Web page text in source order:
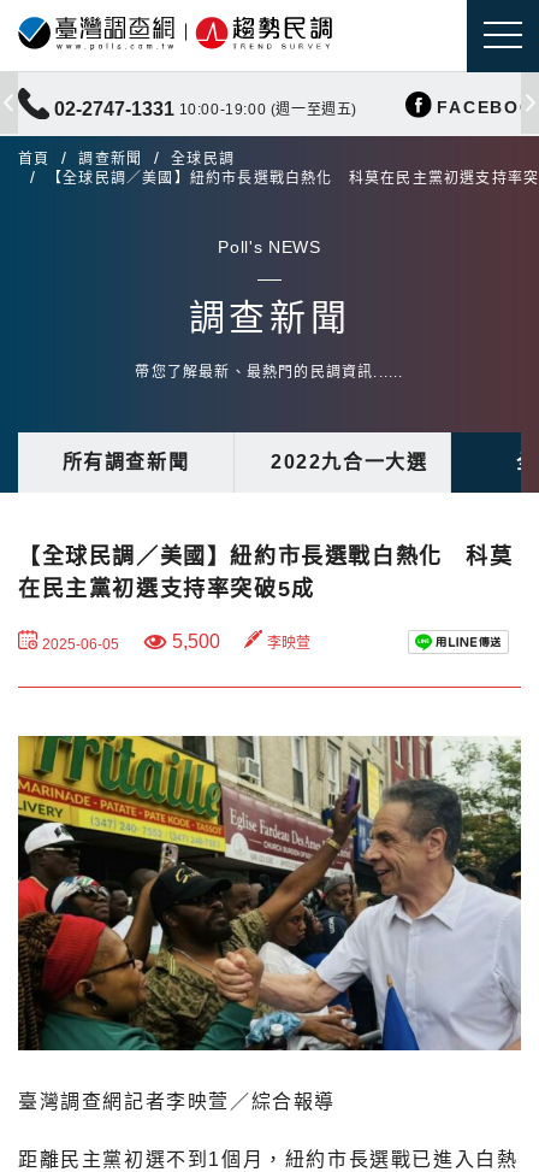
02-2747-1331 10:00-19:00 (週一至週五)
首頁 調查新聞
全球民調
【全球民調／美國】紐約市長選戰白熱化 科莫在民主黨初選支持率
Poll's NEWS
調查新聞
帶您了解最新、最熱門的民調資訊......
所有調查新聞 2022九合一大選
【全球民調／美國】紐約市長選戰白熱化 科莫
在民主黨初選支持率突破5成
2025-06-05 5,500 李映萱
臺灣調查網記者李映萱／綜合報導
距離民主黨初選不到1個月，紐約市長選戰已進入白熱